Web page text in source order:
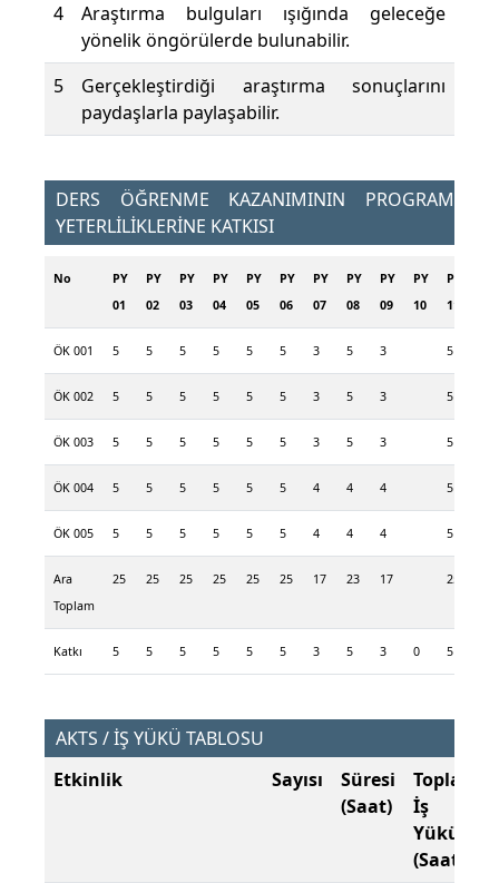
4
Araştırma bulguları ışığında geleceğe
yönelik öngörülerde bulunabilir.
5
Gerçekleştirdiği araştırma sonuçlarını
paydaşlarla paylaşabilir.
DERS ÖĞRENME KAZANIMININ PROGRAM
YETERLİLİKLERİNE KATKISI
No
PY
01
PY
02
PY
03
PY
04
PY
05
PY
06
PY
07
PY
08
PY
09
PY
10
PY
11
ÖK 001 5 5 5 5 5 5 3 5 3 5
ÖK 002 5 5 5 5 5 5 3 5 3 5
ÖK 003 5 5 5 5 5 5 3 5 3 5
ÖK 004 5 5 5 5 5 5 4 4 4 5
ÖK 005 5 5 5 5 5 5 4 4 4 5
Ara
Toplam
25 25 25 25 25 25 17 23 17 25
Katkı 5 5 5 5 5 5 3 5 3 0 5
AKTS / İŞ YÜKÜ TABLOSU
Etkinlik
Sayısı
Süresi
(Saat)
Toplam
İş
Yükü
(Saat)